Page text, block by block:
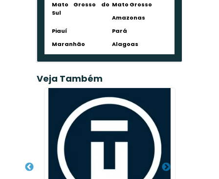
Mato Grosso do
Sul
Mato Grosso
Amazonas
Piauí
Pará
Maranhão
Alagoas
Veja Também